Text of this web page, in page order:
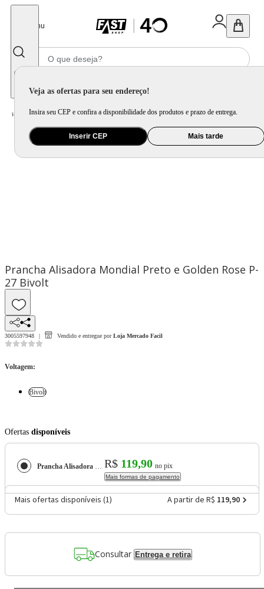
Menu
Veja as ofertas para seu endereço!
Insira seu CEP e confira a disponibilidade dos produtos e prazo de entrega.
Inserir CEP Mais tarde
Home Saúde e Beleza / Cuidado Pessoal / Chapinha e Prancha / Prancha Alisadora Mondial Preto e Golden Rose P-27
Prancha Alisadora Mondial Preto e Golden Rose P-
27 Bivolt
3005597948 Vendido e entregue por Loja Mercado Facil
Voltagem:
Bivolt
Ofertas disponíveis
Prancha Alisadora Mondial Preto e Golden Rose P-27 R$ 119,90 no pix
Mais formas de pagamento
Mais ofertas disponíveis (1) A partir de R$ 119,90
Consultar Entrega e retira